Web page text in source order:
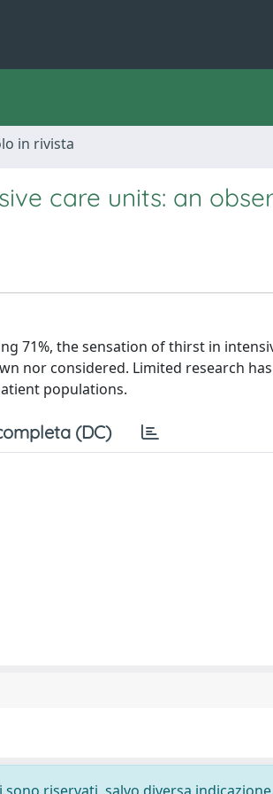
in rivista
care units: an
71%, the sensation of thirst in
nor considered. Limited research
populations.
(DC)